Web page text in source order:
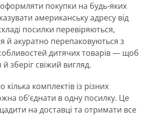
покупки на будь-яких
американську адресу від
посилки перевіряються,
й акуратно перепаковуються з
дитячих товарів — щоб
й зберіг свіжий вигляд.
комплектів із різних
об’єднати в одну посилку. Це
на доставці та отримати все